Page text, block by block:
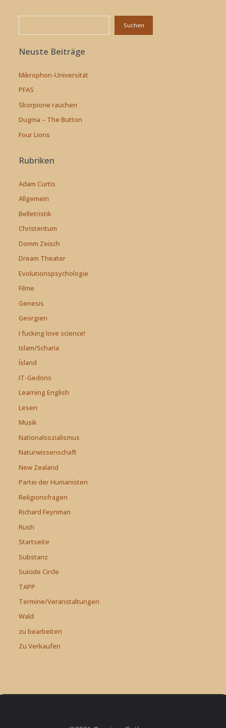
Suchen
Neuste Beiträge
Mikrophon-Universität
PFAS
Skorpione rauchen
Dugma – The Button
Four Lions
Rubriken
Adam Curtis
Allgemein
Belletristik
Christentum
Domm Zeisch
Dream Theater
Evolutionspsychologie
Filme
Genesis
Georgien
I fucking love science!
Islam/Scharia
Ísland
IT-Gedöns
Learning English
Lesen
Musik
Nationalsozialismus
Naturwissenschaft
New Zealand
Partei der Humanisten
Religionsfragen
Richard Feynman
Rush
Startseite
Substanz
Suicide Circle
TAPP
Termine/Veranstaltungen
Wald
zu bearbeiten
Zu Verkaufen